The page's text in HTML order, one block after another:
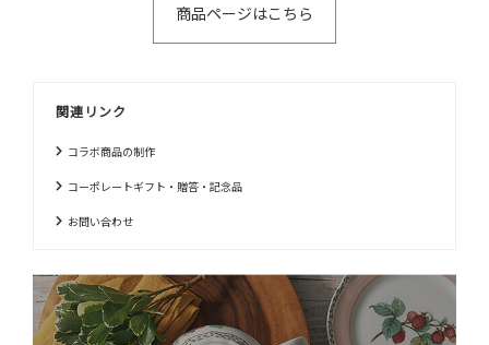
商品ページはこちら
関連リンク
コラボ商品の制作
コーポレートギフト・贈答・記念品
お問い合わせ